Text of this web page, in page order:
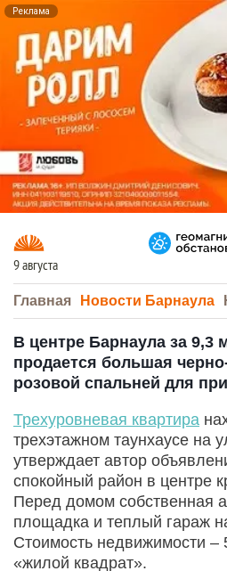
Реклама
9 августа
Главная Новости Барнаула
В центре Барнаула за 9,3
продается большая
розовой спальней для
Трехуровневая квартира
трехэтажном таунхаусе на
утверждает автор
спокойный район в центре
Перед домом собственная
площадка и теплый гараж
Стоимость недвижимости –
«жилой квадрат».